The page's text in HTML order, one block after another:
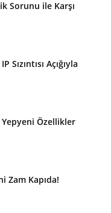
Sorunu ile Karşı
Açığıyla
Yepyeni Özellikler
Zam Kapıda!